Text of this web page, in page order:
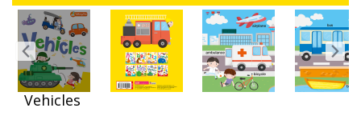
Vehicles